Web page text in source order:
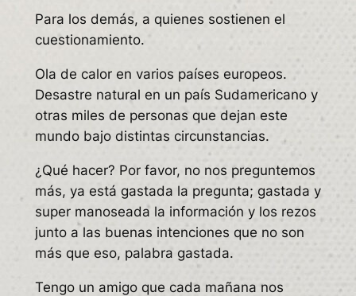
Para los demás, a quienes sostienen el
cuestionamiento.
Ola de calor en varios países europeos.
Desastre natural en un país Sudamericano y
otras miles de personas que dejan este
mundo bajo distintas circunstancias.
¿Qué hacer? Por favor, no nos preguntemos
más, ya está gastada la pregunta; gastada y
super manoseada la información y los rezos
junto a las buenas intenciones que no son
más que eso, palabra gastada.
Tengo un amigo que cada mañana nos